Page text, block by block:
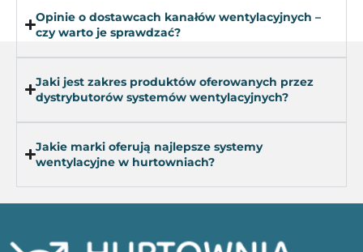
Opinie o dostawcach kanałów wentylacyjnych –
czy warto je sprawdzać?
Jaki jest zakres produktów oferowanych przez
dystrybutorów systemów wentylacyjnych?
Jakie marki oferują najlepsze systemy
wentylacyjne w hurtowniach?